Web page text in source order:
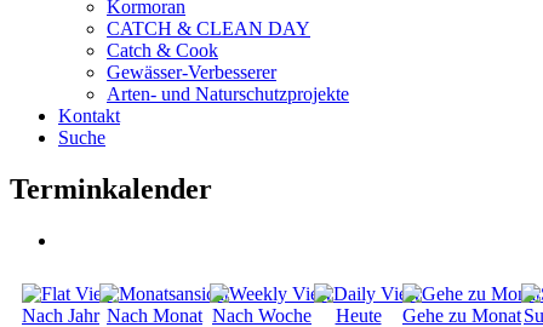
Kormoran
CATCH & CLEAN DAY
Catch & Cook
Gewässer-Verbesserer
Arten- und Naturschutzprojekte
Kontakt
Suche
Terminkalender
Nach Jahr Nach Monat Nach Woche Heute Gehe zu Monat